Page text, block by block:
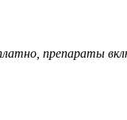
препараты